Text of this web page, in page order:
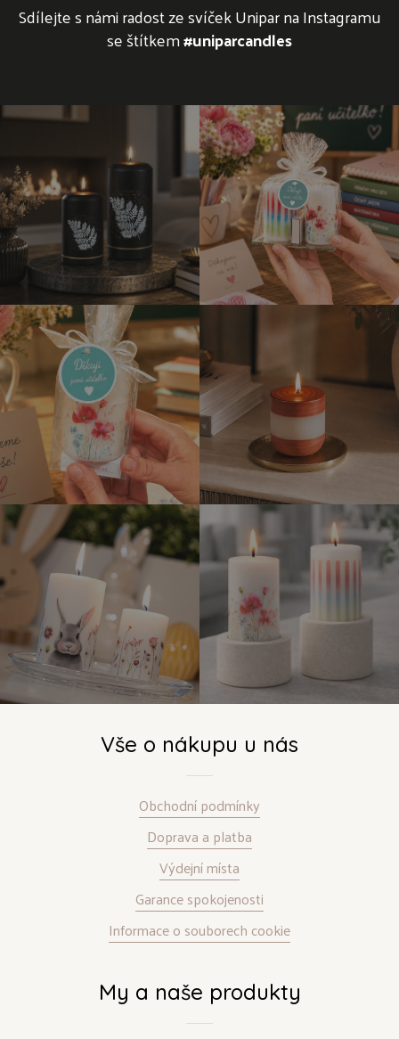
Sdílejte s námi radost ze svíček Unipar na Instagramu
se štítkem#uniparcandles
Vše o nákupu u nás
Obchodní podmínky
Doprava a platba
Výdejní místa
Garance spokojenosti
Informace o souborech cookie
My a naše produkty